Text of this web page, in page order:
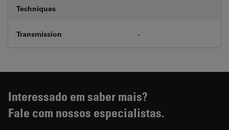
Techniques
Transmission -
Interessado em saber mais?
Fale com nossos especialistas.